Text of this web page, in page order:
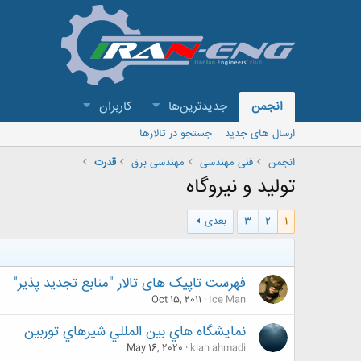
انجمن جدیدترین‌ها کاربران
ارسال های جدید
جستجو در تالارها
انجمن
فنی مهندسی مهندسی برق قدرت
تولید و نیروگاه
1
2
3
بعدی
فهرست تاپیک های تالار "منابع تجدید پذیر"
Ice Man
Oct 15, 2011
نمايشگاه هاي بين المللي شيرهاي توربين
kian ahmadi
May 16, 2020